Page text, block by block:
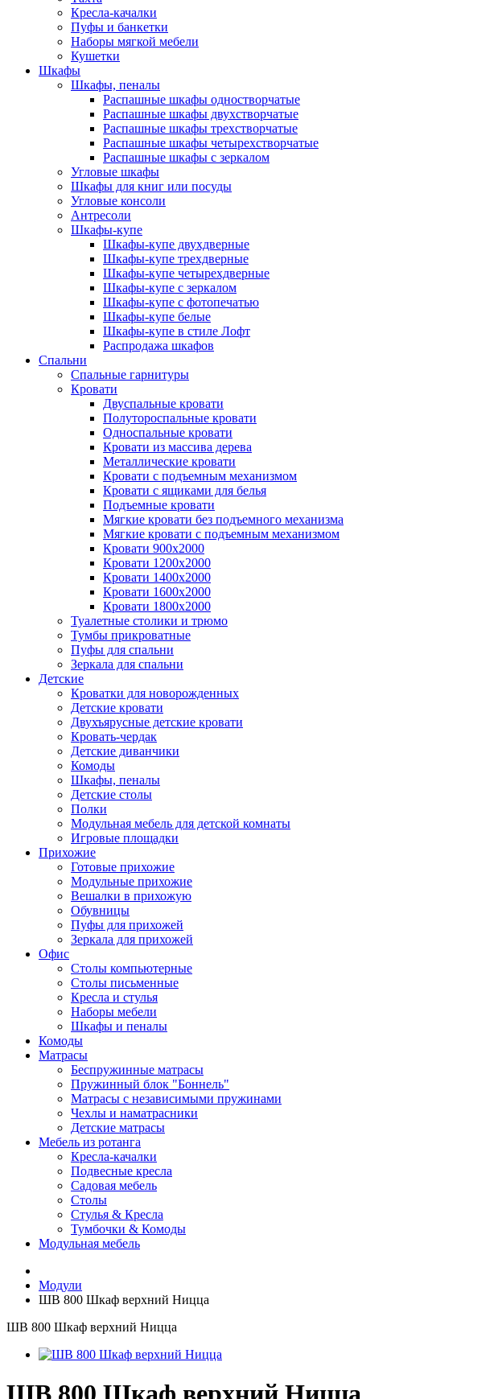
Кресла-качалки
Пуфы и банкетки
Наборы мягкой мебели
Кушетки
Шкафы
Шкафы, пеналы
Распашные шкафы одностворчатые
Распашные шкафы двухстворчатые
Распашные шкафы трехстворчатые
Распашные шкафы четырехстворчатые
Распашные шкафы с зеркалом
Угловые шкафы
Шкафы для книг или посуды
Угловые консоли
Антресоли
Шкафы-купе
Шкафы-купе двухдверные
Шкафы-купе трехдверные
Шкафы-купе четырехдверные
Шкафы-купе с зеркалом
Шкафы-купе с фотопечатью
Шкафы-купе белые
Шкафы-купе в стиле Лофт
Распродажа шкафов
Спальни
Спальные гарнитуры
Кровати
Двуспальные кровати
Полутороспальные кровати
Односпальные кровати
Кровати из массива дерева
Металлические кровати
Кровати с подъемным механизмом
Кровати с ящиками для белья
Подъемные кровати
Мягкие кровати без подъемного механизма
Мягкие кровати с подъемным механизмом
Кровати 900х2000
Кровати 1200х2000
Кровати 1400х2000
Кровати 1600х2000
Кровати 1800х2000
Туалетные столики и трюмо
Тумбы прикроватные
Пуфы для спальни
Зеркала для спальни
Детские
Кроватки для новорожденных
Детские кровати
Двухъярусные детские кровати
Кровать-чердак
Детские диванчики
Комоды
Шкафы, пеналы
Детские столы
Полки
Модульная мебель для детской комнаты
Игровые площадки
Прихожие
Готовые прихожие
Модульные прихожие
Вешалки в прихожую
Обувницы
Пуфы для прихожей
Зеркала для прихожей
Офис
Столы компьютерные
Столы письменные
Кресла и стулья
Наборы мебели
Шкафы и пеналы
Комоды
Матрасы
Беспружинные матрасы
Пружинный блок "Боннель"
Матрасы с независимыми пружинами
Чехлы и наматрасники
Детские матрасы
Мебель из ротанга
Кресла-качалки
Подвесные кресла
Садовая мебель
Столы
Стулья & Кресла
Тумбочки & Комоды
Модульная мебель
Модули
ШВ 800 Шкаф верхний Ницца
ШВ 800 Шкаф верхний Ницца